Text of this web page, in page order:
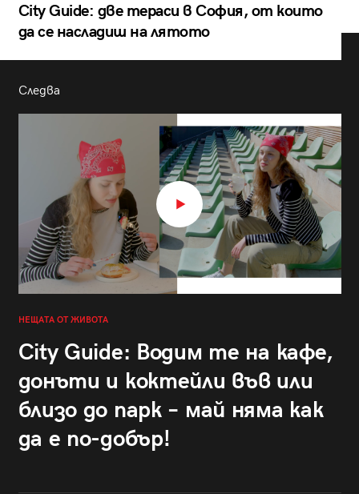
City Guide: две тераси в София, от които
да се насладиш на лятото
Следва
НЕЩАТА ОТ ЖИВОТА
City Guide: Водим те на кафе,
донъти и коктейли във или
близо до парк – май няма как
да е по-добър!